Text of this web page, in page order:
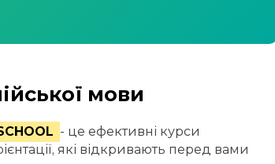
мови
- це ефективні курси
які відкривають перед вами